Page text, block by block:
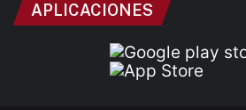
APLICACIONES